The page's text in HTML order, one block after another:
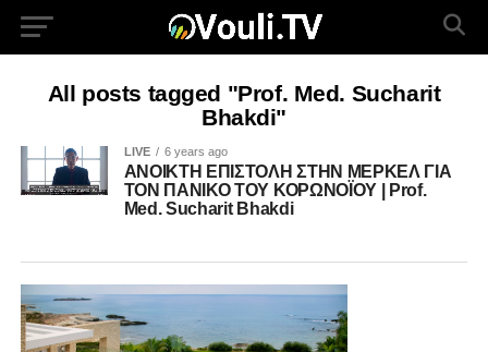
All posts tagged "Prof. Med. Sucharit
Bhakdi"
LIVE 6 years ago
ΑΝΟΙΚΤΗ ΕΠΙΣΤΟΛΗ ΣΤΗΝ ΜΕΡΚΕΛ ΓΙΑ
ΤΟΝ ΠΑΝΙΚΟ ΤΟΥ ΚΟΡΩΝΟΪΟΥ | Prof.
Med. Sucharit Bhakdi